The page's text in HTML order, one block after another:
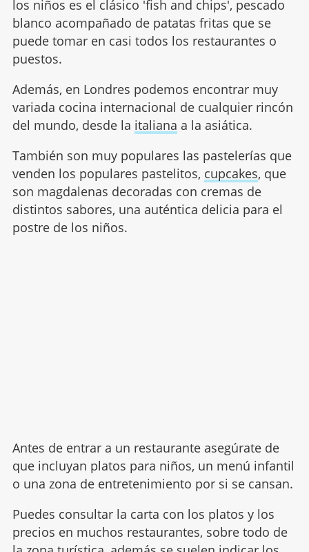
los niños es el clásico 'fish and chips', pescado
blanco acompañado de patatas fritas que se
puede tomar en casi todos los restaurantes o
puestos.
Además, en Londres podemos encontrar muy
variada cocina internacional de cualquier rincón
del mundo, desde la italiana a la asiática.
También son muy populares las pastelerías que
venden los populares pastelitos, cupcakes, que
son magdalenas decoradas con cremas de
distintos sabores, una auténtica delicia para el
postre de los niños.
Antes de entrar a un restaurante asegúrate de
que incluyan platos para niños, un menú infantil
o una zona de entretenimiento por si se cansan.
Puedes consultar la carta con los platos y los
precios en muchos restaurantes, sobre todo de